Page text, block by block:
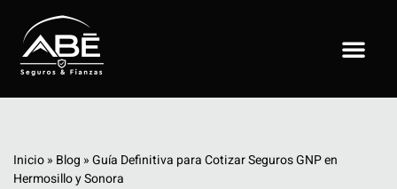
Saltar
al
Inicio» Blog »Guía Definitiva para Cotizar Seguros GNP en
Hermosillo y Sonora